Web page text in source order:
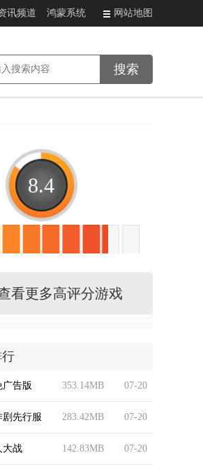
讯频道 鸿蒙系统 网站地图
8.4
看更多高评分游戏
07-20
353.14MB
告版
07-20
283.42MB
剧先行服
07-20
142.83MB
大战